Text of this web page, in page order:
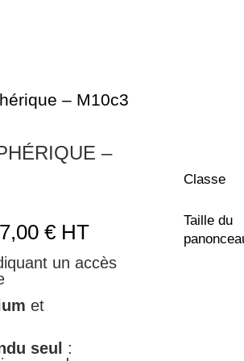
– M10c3
–
€Plage
prix :
HT
un accès
et
seul
:
Classe
Taille du